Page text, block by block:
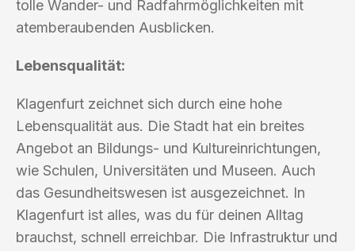
tolle Wander- und Radfahrmöglichkeiten mit
atemberaubenden Ausblicken.
Lebensqualität:
Klagenfurt zeichnet sich durch eine hohe
Lebensqualität aus. Die Stadt hat ein breites
Angebot an Bildungs- und Kultureinrichtungen,
wie Schulen, Universitäten und Museen. Auch
das Gesundheitswesen ist ausgezeichnet. In
Klagenfurt ist alles, was du für deinen Alltag
brauchst, schnell erreichbar. Die Infrastruktur und